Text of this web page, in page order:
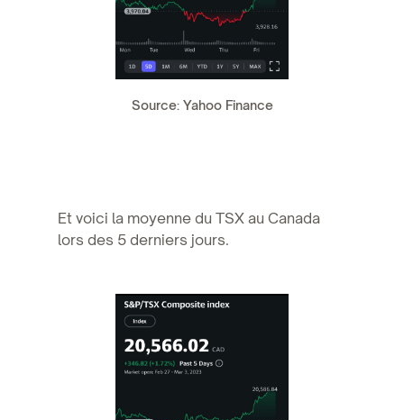
Source: Yahoo Finance
Et voici la moyenne du TSX au Canada
lors des 5 derniers jours.